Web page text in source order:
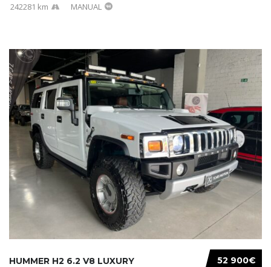
242281 km MANUAL
52 900€
HUMMER H2 6.2 V8 LUXURY